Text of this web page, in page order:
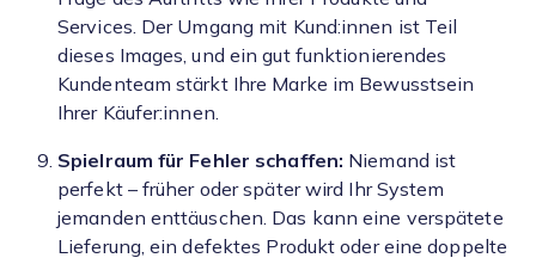
Services. Der Umgang mit Kund:innen ist Teil
dieses Images, und ein gut funktionierendes
Kundenteam stärkt Ihre Marke im Bewusstsein
Ihrer Käufer:innen.
Spielraum für Fehler schaffen: Niemand ist
perfekt – früher oder später wird Ihr System
jemanden enttäuschen. Das kann eine verspätete
Lieferung, ein defektes Produkt oder eine doppelte